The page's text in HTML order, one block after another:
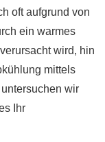
oft aufgrund von
ein warmes
wird, hin
mittels
wir
Ihr